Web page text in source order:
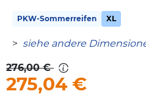
PKW-Sommerreifen XL
> siehe andere
276,00 €
275,04€